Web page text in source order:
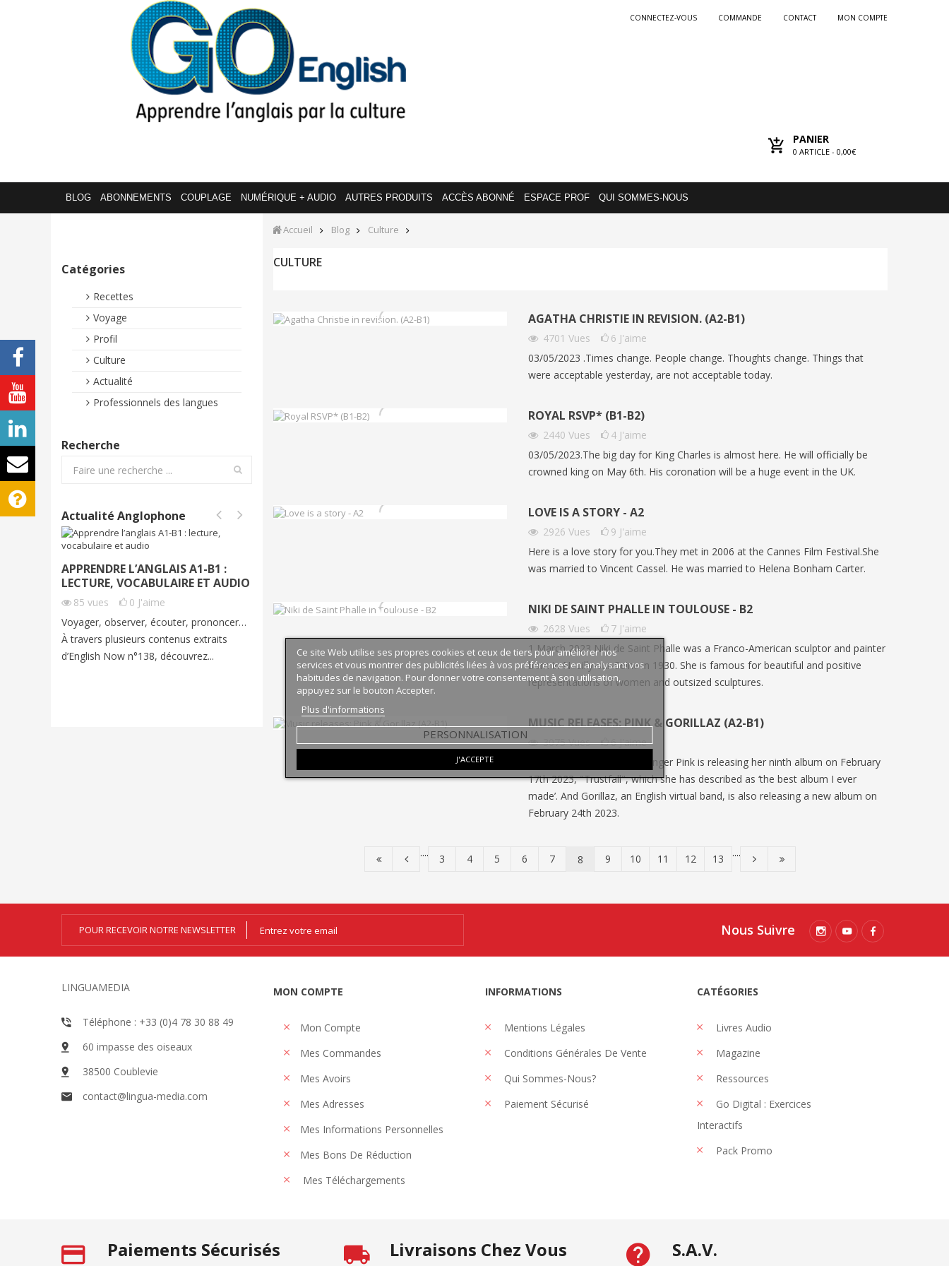
MON COMPTE
CONTACT
COMMANDE
CONNECTEZ-VOUS
PANIER
0 ARTICLE - 0,00€
BLOG ABONNEMENTS COUPLAGE NUMÉRIQUE + AUDIO AUTRES PRODUITS ACCÈS ABONNÉ ESPACE PROF QUI SOMMES-NOUS
Catégories
Recettes
Voyage
Profil
Culture
Actualité
Professionnels des langues
Recherche
Actualité Anglophone
APPRENDRE L’ANGLAIS A1-B1 :
LECTURE, VOCABULAIRE ET AUDIO
85 vues 0 J'aime
Voyager, observer, écouter, prononcer…
À travers plusieurs contenus extraits
d’English Now n°138, découvrez...
70 vues 0 J'aime
Voyager en train permet de découvrir de
nouveaux paysages, mais aussi tout un
univers de vocabulaire, d’expressions...
ÉTUDIER AUX ÉTATS-UNIS :
vues 0 J'aime
Découvrez Generation250, un
programme qui permet à des étudiants
français d’étudier aux États-Unis. Un
article en...
COUPE DU MONDE 2026 : ARTICLE
390vues
édition historique, les grandes...
Accueil Blog Culture
CULTURE
AGATHA CHRISTIE IN REVISION. (A2-B1)
4701 Vues 6 J'aime
03/05/2023 .Times change. People change. Thoughts change. Things that
were acceptable yesterday, are not acceptable today.
ROYAL RSVP* (B1-B2)
2440 Vues 4 J'aime
03/05/2023.The big day for King Charles is almost here. He will officially be
crowned king on May 6th. His coronation will be a huge event in the UK.
LOVE IS A STORY - A2
2926 Vues 9 J'aime
Here is a love story for you.They met in 2006 at the Cannes Film Festival.She
was married to Vincent Cassel. He was married to Helena Bonham Carter.
NIKI DE SAINT PHALLE IN TOULOUSE - B2
2628 Vues 7 J'aime
1 March 2023 Niki de Saint Phalle was a Franco-American sculptor and painter
born in Neuilly-sur-Seine in 1930. She is famous for beautiful and positive
representations of women and outsized sculptures.
MUSIC RELEASES: PINK & GORILLAZ (A2-B1)
3075Vues 6 J'aime
Le 16/02/2023. American singer Pink is releasing her ninth album on February
17th 2023, "Trustfall", which she has described as ‘the best album I ever
made’. And Gorillaz, an English virtual band, is also releasing a new album on
February 24th 2023.
.... 3 4 5 6 7 8 9 10 11 12 13 ....
Ce site Web utilise ses propres cookies et ceux de tiers pour améliorer nos
services et vous montrer des publicités liées à vos préférences en analysant vos
habitudes de navigation. Pour donner votre consentement à son utilisation,
appuyez sur le bouton Accepter.
Plus d'informations
PERSONNALISATION
J'ACCEPTE
POUR RECEVOIR NOTRE NEWSLETTER Nous Suivre
LINGUAMEDIA
Téléphone : +33 (0)4 78 30 88 49
60 impasse des oiseaux
38500 Coublevie
contact@lingua-media.com
MON COMPTE
Mon Compte
Mes Commandes
Mes Avoirs
Mes Adresses
Mes Informations Personnelles
Mes Bons De Réduction
Mes Téléchargements
INFORMATIONS
Mentions Légales
Conditions Générales De Vente
Qui Sommes-Nous?
Paiement Sécurisé
CATÉGORIES
Livres Audio
Magazine
Ressources
Go Digital : Exercices
Interactifs
Pack Promo
Paiements Sécurisés Livraisons Chez Vous S.A.V.